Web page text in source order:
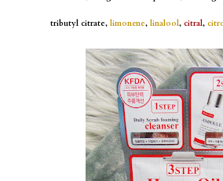
tributyl citrate, limonene, linalool, citral,